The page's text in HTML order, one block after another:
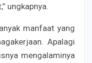
ungkapnya.
manfaat yang
Apalagi
mengalaminya